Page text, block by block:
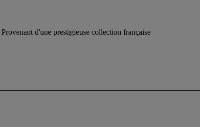
Provenant d'une prestigieuse collection française